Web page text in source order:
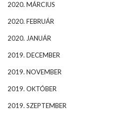
2020. MÁRCIUS
2020. FEBRUÁR
2020. JANUÁR
2019. DECEMBER
2019. NOVEMBER
2019. OKTÓBER
2019. SZEPTEMBER